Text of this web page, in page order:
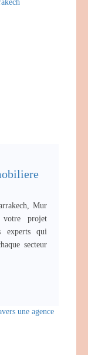
Mur
votre projet
experts qui
secteur